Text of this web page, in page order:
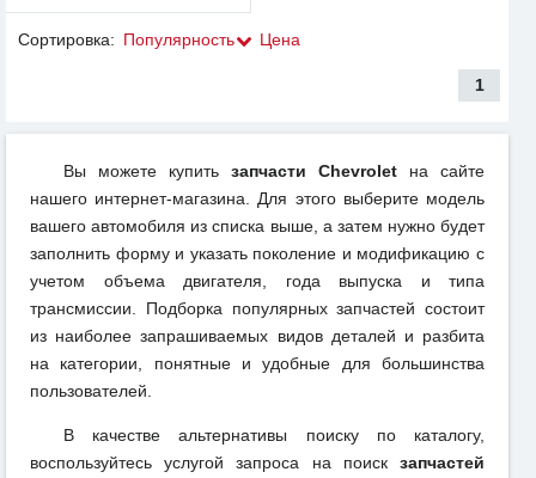
Сортировка: Популярность Цена
1
Вы можете купить запчасти Chevrolet на сайте
нашего интернет-магазина. Для этого выберите модель
вашего автомобиля из списка выше, а затем нужно будет
заполнить форму и указать поколение и модификацию с
учетом объема двигателя, года выпуска и типа
трансмиссии. Подборка популярных запчастей состоит
из наиболее запрашиваемых видов деталей и разбита
на категории, понятные и удобные для большинства
пользователей.
В качестве альтернативы поиску по каталогу,
воспользуйтесь услугой запроса на поиск запчастей